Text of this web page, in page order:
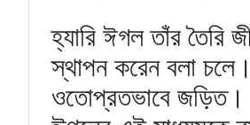
হ্যারি ঈগল তাঁর তৈরি
স্থাপন করেন বলা
ওতোপ্রতভাবে জড়িত।